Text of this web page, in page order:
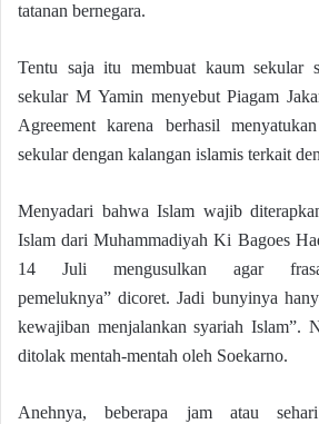
tatanan bernegara.
Tentu saja itu membuat kaum sekular
sekular M Yamin menyebut Piagam
Agreement karena berhasil
sekular dengan kalangan islamis terkait
Menyadari bahwa Islam wajib
Islam dari Muhammadiyah Ki Bagoes
14 Juli mengusulkan agar
pemeluknya” dicoret. Jadi bunyinya
kewajiban menjalankan syariah Islam”.
ditolak mentah-mentah oleh Soekarno.
Anehnya, beberapa jam atau